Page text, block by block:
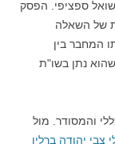
ספציפי. הפסק
של השאלה
המחבר בין
נתן בשו"ת
והמסודר. מול
צבי יהודה ברלין